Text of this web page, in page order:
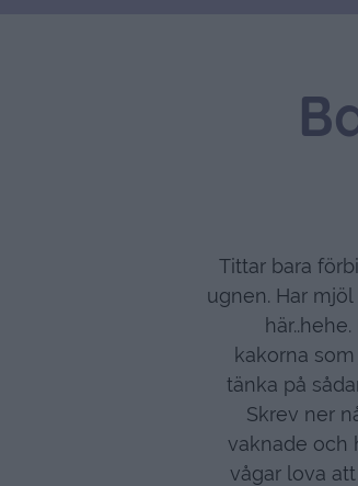
Tittar bara
ugnen. Har
kakorna
tänka på
Skrev ner
vaknade och
vågar lova